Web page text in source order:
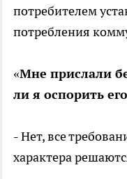
потребителем
потребления
«Мне прислали
ли я оспорить
- Нет, все
характера